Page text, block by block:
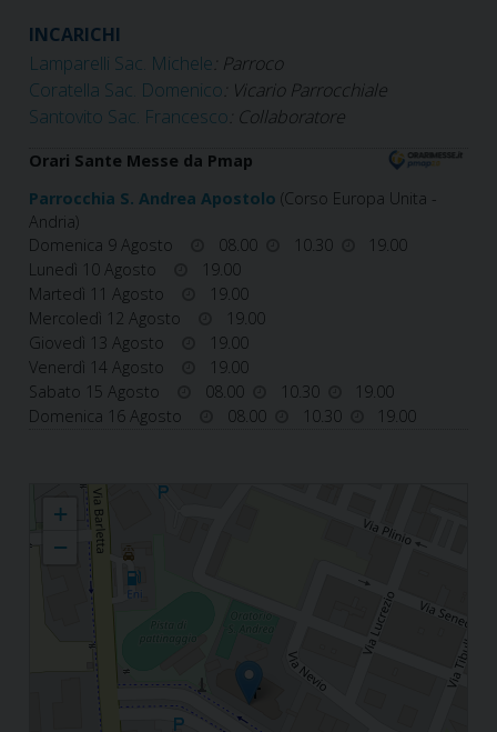
INCARICHI
Lamparelli Sac. Michele : Parroco
Coratella Sac. Domenico : Vicario Parrocchiale
Santovito Sac. Francesco : Collaboratore
Orari Sante Messe da Pmap
Parrocchia S. Andrea Apostolo (Corso Europa Unita -
Andria)
Domenica 9 Agosto
08.00 10.30
19.00
Lunedì 10 Agosto
19.00
Martedì 11 Agosto
19.00
Mercoledì 12 Agosto
19.00
Giovedì 13 Agosto
19.00
Venerdì 14 Agosto
19.00
Sabato 15 Agosto
08.00 10.30
19.00
Domenica 16 Agosto
08.00 10.30 19.00
Parrocchia S. Andrea Apostolo
+
−